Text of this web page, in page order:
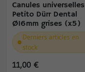
Canules universelles
Petito Dürr Dental
Ø16mm grises (x5)
Derniers articles en
stock
11,00 €